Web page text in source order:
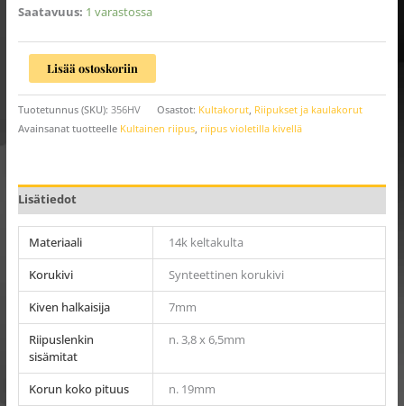
Saatavuus: 1 varastossa
Lisää ostoskoriin
Tuotetunnus (SKU): 356HV Osastot: Kultakorut, Riipukset ja kaulakorut
Avainsanat tuotteelle Kultainen riipus, riipus violetilla kivellä
Lisätiedot
Materiaali
14k keltakulta
Korukivi
Synteettinen korukivi
Kiven halkaisija
7mm
Riipuslenkin
sisämitat
n. 3,8 x 6,5mm
Korun koko pituus
n. 19mm